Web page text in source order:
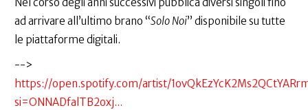
ad arrivare all’ultimo brano “Solo Noi” disponibile su tutte
le piattaforme digitali.
-->
https://open.spotify.com/artist/
si=ONNADfalTB2oxj...